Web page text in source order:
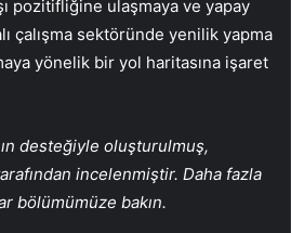
pozitifliğine ulaşmaya ve yapay
çalışma sektöründe yenilik yapma
yönelik bir yol haritasına işaret
desteğiyle oluşturulmuş,
incelenmiştir. Daha fazla
bölümümüze bakın.